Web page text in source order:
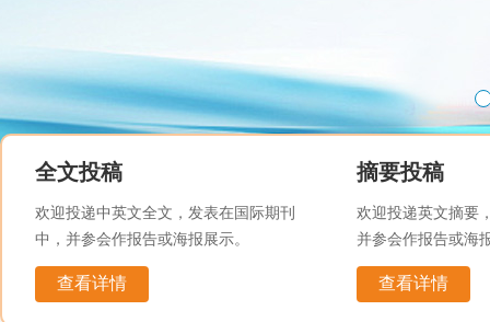
全文投稿
欢迎投递中英文全文，发表在国际期刊
中，并参会作报告或海报展示。
查看详情
摘要投稿
欢迎投递英文摘要
并参会作报告或海
查看详情